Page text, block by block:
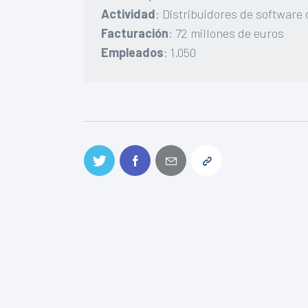
Actividad: Distribuidores de software
Facturación: 72 millones de euros
Empleados: 1.050